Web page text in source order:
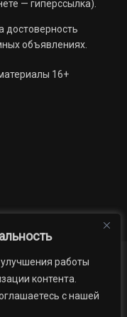
работы
контента.
с нашей
— гиперссылка).
достоверность
объявлениях.
16+
Официально